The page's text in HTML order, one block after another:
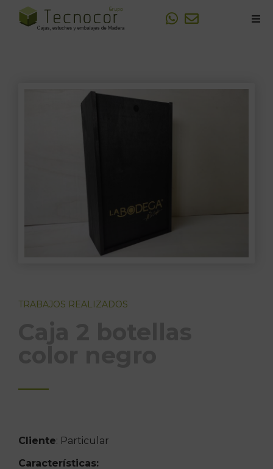
Personalizaciones y Logotipos
Trabajos realizados
TRABAJOS REALIZADOS
Cliente: Particular
Características: